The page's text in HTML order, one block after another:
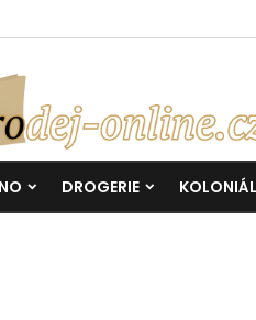
DROGERIE KOLONIÁL